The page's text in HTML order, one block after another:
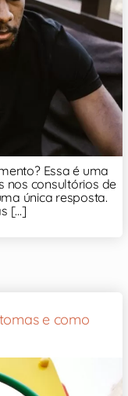
Essa é uma
nos consultórios de
única resposta.
[...]
e como